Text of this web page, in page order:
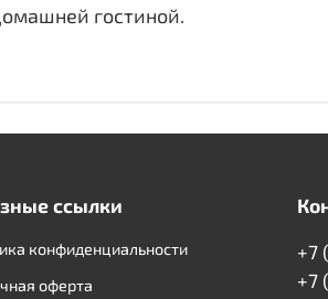
гостиной.
ссылки
конфиденциальности
оферта
+7
+7